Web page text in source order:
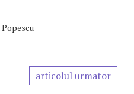
articolul urmator